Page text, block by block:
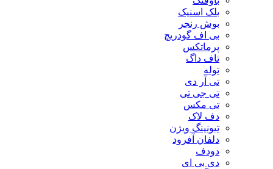
بلک اسنیک
بوش رنجر
بی اف گودریچ
پرماتکس
تاف داگ
توله
تی آر دی
تی جی تی
تی مکس
دف لاک
تیونینگ ویژن
دلفان آفرود
دودف
دی بی ای